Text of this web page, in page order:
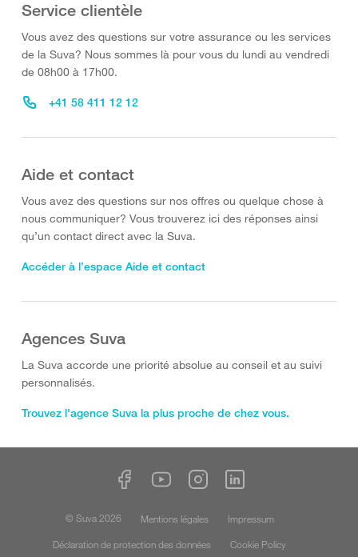
Service clientèle
Vous avez des questions sur votre assurance ou les services
de la Suva? Nous sommes là pour vous du lundi au vendredi
de 08h00 à 17h00.
+41 58 411 12 12
Aide et contact
Vous avez des questions sur nos offres ou quelque chose à
nous communiquer? Vous trouverez ici des réponses ainsi
qu’un contact direct avec la Suva.
Accéder à l’espace Aide et contact
Agences Suva
La Suva accorde une priorité absolue au conseil et au suivi
personnalisés.
Trouvez l'agence Suva la plus proche de chez vous.
© Suva 2026 Mentions légales
Impressum
Déclaration de protection des données
Cookie Policy